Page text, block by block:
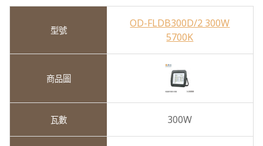
OD-FLDB300D/2 300W
5700K
300W